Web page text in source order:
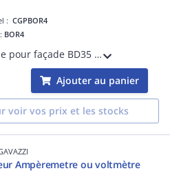
:CGPBOR4
BOR4
Module pour façade BD35 et BD40 et BDXX pour indicateur numérique de tableau programmable - 2 sorties relais + 2 sorties statiques rev.8
Ajouter au panier
voir vos prix et les stocks
Ampèremetre ou voltmètre